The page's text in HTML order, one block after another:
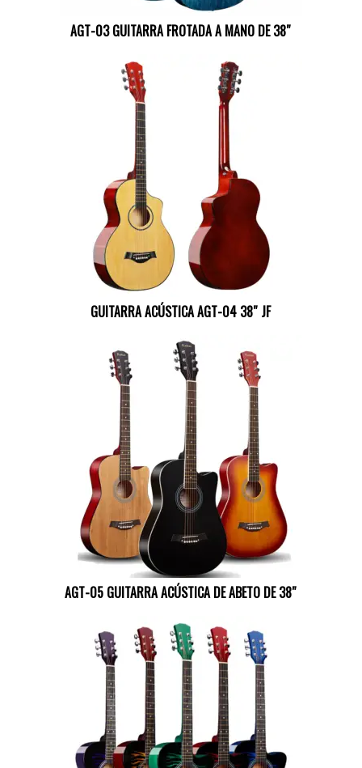
AGT-03 GUITARRA FROTADA A MANO DE 38″
GUITARRA ACÚSTICA AGT-04 38″ JF
AGT-05 GUITARRA ACÚSTICA DE ABETO DE 38″